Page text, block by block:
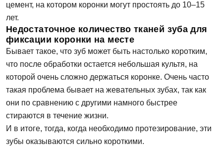
цемент, на котором коронки могут простоять до 10–15
лет.
Недостаточное количество тканей зуба для
фиксации коронки на месте
Бывает такое, что зуб может быть настолько коротким,
что после обработки остается небольшая культя, на
которой очень сложно держаться коронке. Очень часто
такая проблема бывает на жевательных зубах, так как
они по сравнению с другими намного быстрее
стираются в течение жизни.
И в итоге, тогда, когда необходимо протезирование, эти
зубы оказываются сильно короткими.